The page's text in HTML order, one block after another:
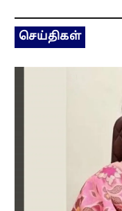
செய்திகள்